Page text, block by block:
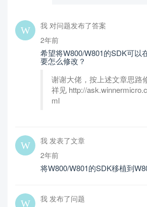
我 对问题发布了答案
2年前
希望将W800/W801的SDK可以
要怎么修改？
谢谢大佬，按上述文章思路
祥见 http://
ml
我 发表了文章
2年前
将W800/W801的SDK移植到
我 发布了问题